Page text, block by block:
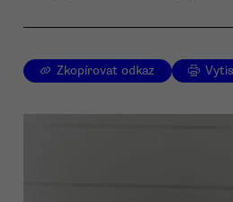
Zkopírovat odkaz